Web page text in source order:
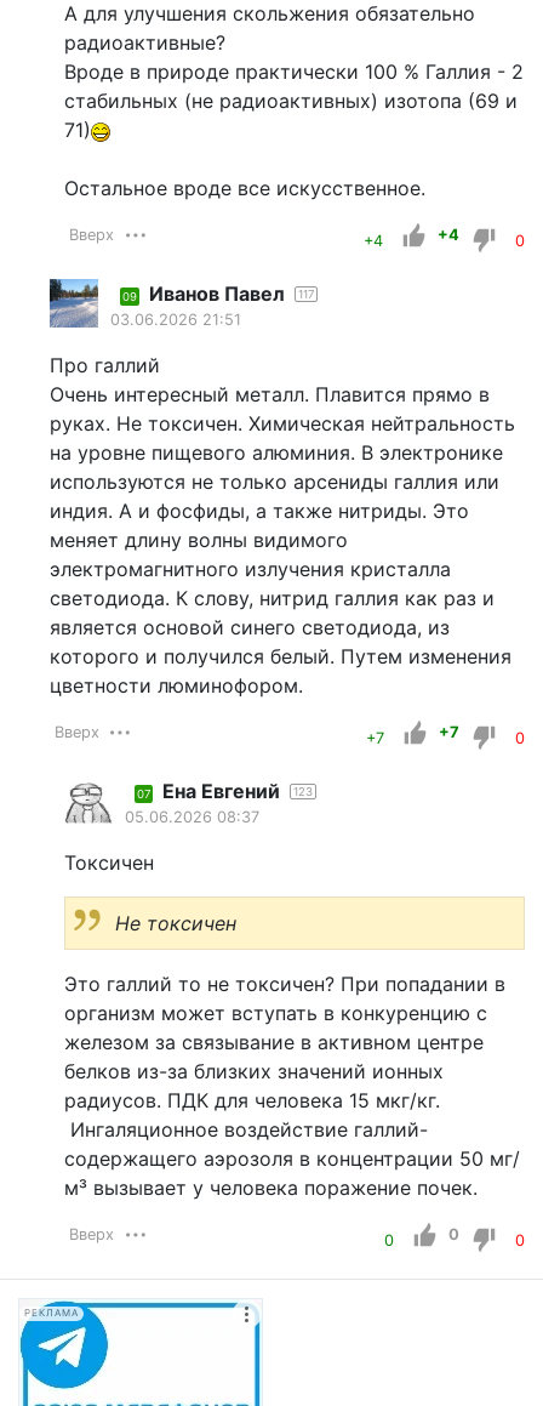
А для улучшения скольжения обязательно
радиоактивные?
Вроде в природе практически 100 % Галлия - 2
стабильных (не радиоактивных) изотопа (69 и
71)
Остальное вроде все искусственное.
Вверх +4 +4 0
09 Иванов Павел 117
03.06.2026 21:51
Про галлий
Очень интересный металл. Плавится прямо в
руках. Не токсичен. Химическая нейтральность
на уровне пищевого алюминия. В электронике
используются не только арсениды галлия или
индия. А и фосфиды, а также нитриды. Это
меняет длину волны видимого
электромагнитного излучения кристалла
светодиода. К слову, нитрид галлия как раз и
является основой синего светодиода, из
которого и получился белый. Путем изменения
цветности люминофором.
Вверх +7 +7 0
07 Ена Евгений 123
05.06.2026 08:37
Токсичен
Не токсичен
Это галлий то не токсичен? При попадании в
организм может вступать в конкуренцию с
железом за связывание в активном центре
белков из-за близких значений ионных
радиусов. ПДК для человека 15 мкг/кг.
Ингаляционное воздействие галлий-
содержащего аэрозоля в концентрации 50 мг/
м³ вызывает у человека поражение почек.
Вверх 0 0 0
РЕКЛАМА